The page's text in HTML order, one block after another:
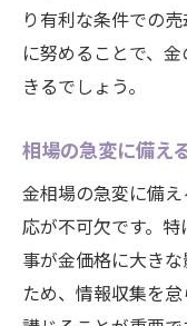
り有利な条件での
に努めることで、
きるでしょう。
相場の急変に備え
金相場の急変に備
応が不可欠です。
事が金価格に大き
ため、情報収集を